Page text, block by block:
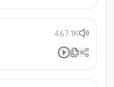
467.1K